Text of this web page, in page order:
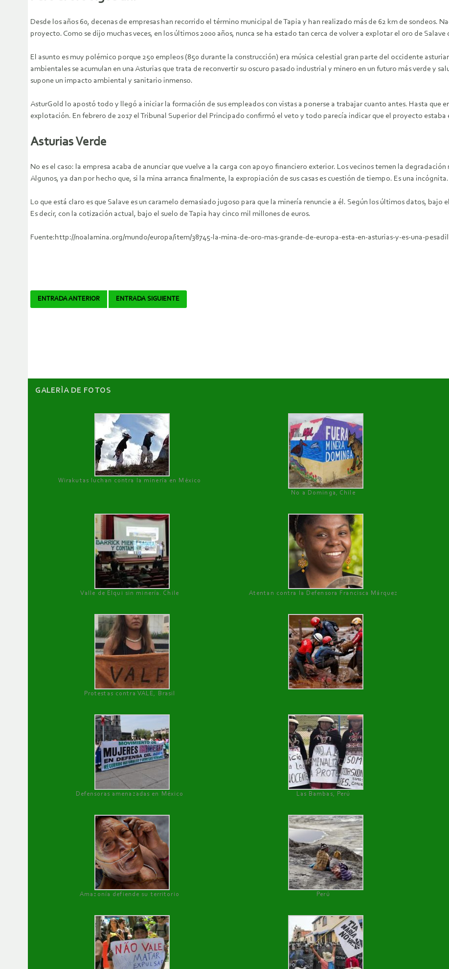
Desde los años 60, decenas de empresas han recorrido el término municipal de Tapia y han realizado más de 62 km de sondeos.
proyecto. Como se dijo muchas veces, en los últimos 2000 años, nunca se ha estado tan cerca de volver a explotar el oro de
El asunto es muy polémico porque 250 empleos (850 durante la construcción) era música celestial gran parte del occidente
ambientales se acumulan en una Asturias que trata de reconvertir su oscuro pasado industrial y minero en un futuro más verde y
supone un impacto ambiental y sanitario inmenso.
AsturGold lo apostó todo y llegó a iniciar la formación de sus empleados con vistas a ponerse a trabajar cuanto antes. Hasta que
explotación. En febrero de 2017 el Tribunal Superior del Principado confirmó el veto y todo parecía indicar que el proyecto estaba
Asturias Verde
No es el caso: la empresa acaba de anunciar que vuelve a la carga con apoyo financiero exterior. Los vecinos temen la
Algunos, ya dan por hecho que, si la mina arranca finalmente, la expropiación de sus casas es cuestión de tiempo. Es una incógnita.
Lo que está claro es que Salave es un caramelo demasiado jugoso para que la minería renuncie a él. Según los últimos datos, bajo
Es decir, con la cotización actual, bajo el suelo de Tapia hay cinco mil millones de euros.
Fuente:http://noalamina.org/mundo/europa/item/38745-la-mina-de-oro-mas-grande-de-europa-esta-en-asturias-y-es-una-
Navegador
ENTRADA ANTERIOR ENTRADA SIGUIENTE
GALERÌA DE FOTOS
Wirakutas luchan contra la minería en México
No a Dominga, Chile
Valle de Elqui sin minería. Chile Atentan contra la Defensora Francisca Márquez
Protestas contra VALE, Brasil
Defensoras amenazadas en México Las Bambas, Perú
Amazonía defiende su territorio Perú